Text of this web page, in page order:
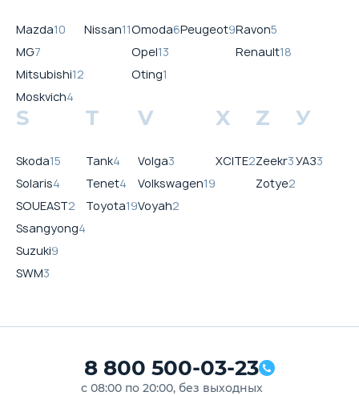
Mazda10
MG7
Mitsubishi12
Moskvich4
Nissan11Omoda6
Opel13
Oting1
Peugeot9Ravon5
Renault18
S
Skoda15
Solaris4
SOUEAST2
Ssangyong4
Suzuki9
SWM3
T
Tank4
Tenet4
Toyota19
V
Volga3
Volkswagen19
Voyah2
X
XCITE2
Z
Zeekr3
Zotye2
У
УАЗ3
8 800 500-03-23
с 08:00 по 20:00, без выходных